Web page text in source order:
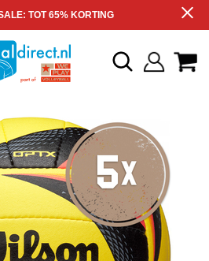
TOT 65% KORTING